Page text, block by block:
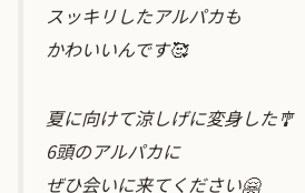
スッキリしたアルパカも
かわいいんです🥰
夏に向けて涼しげに変身した🎐
6頭のアルパカに
ぜひ会いに来てください🤗